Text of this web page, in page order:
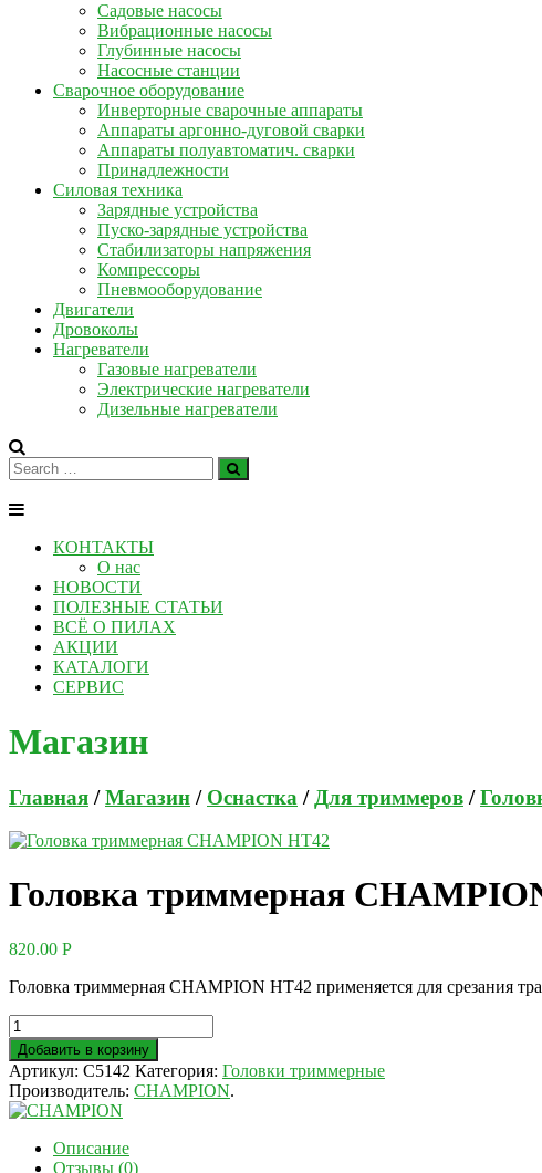
Садовые насосы
Вибрационные насосы
Глубинные насосы
Насосные станции
Сварочное оборудование
Инверторные сварочные аппараты
Аппараты аргонно-дуговой сварки
Аппараты полуавтоматич. сварки
Принадлежности
Силовая техника
Зарядные устройства
Пуско-зарядные устройства
Стабилизаторы напряжения
Компрессоры
Пневмооборудование
Двигатели
Дровоколы
Нагреватели
Газовые нагреватели
Электрические нагреватели
Дизельные нагреватели
КОНТАКТЫ
О нас
НОВОСТИ
ПОЛЕЗНЫЕ СТАТЬИ
ВСЁ О ПИЛАХ
АКЦИИ
КАТАЛОГИ
СЕРВИС
Магазин
Главная /Магазин / Оснастка /Для триммеров /
Головка триммерная
820.00 Р
Головка триммерная CHAMPION HT42 применяется для срезания
Добавить в корзину
Артикул: C5142 Категория: Головки триммерные
Производитель: CHAMPION.
Описание
Отзывы (0)